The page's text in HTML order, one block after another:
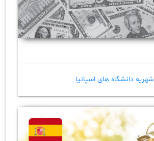
شهریه دانشگاه های اسپانیا